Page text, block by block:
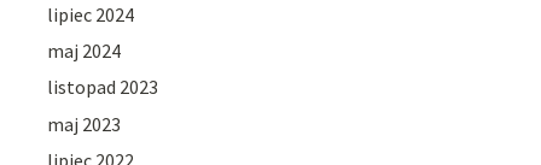
lipiec 2024
maj 2024
listopad 2023
maj 2023